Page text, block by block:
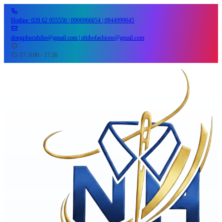
Hotline: 028 62 955556 | 0906966654 | 0944999645
dongphucnhiho@gmail.com | nhihofashions@gmail.com
T2-T7: 8:00 - 17:30